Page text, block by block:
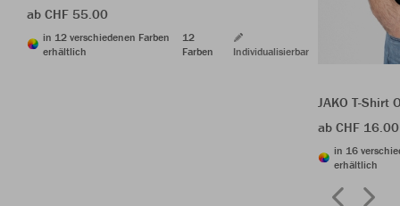
ab CHF 55.00
in 12 verschiedenen Farben
erhältlich
12
Farben
Individualisierbar
JAKO T-Shirt
ab CHF 16.00
in 16
erhältlich